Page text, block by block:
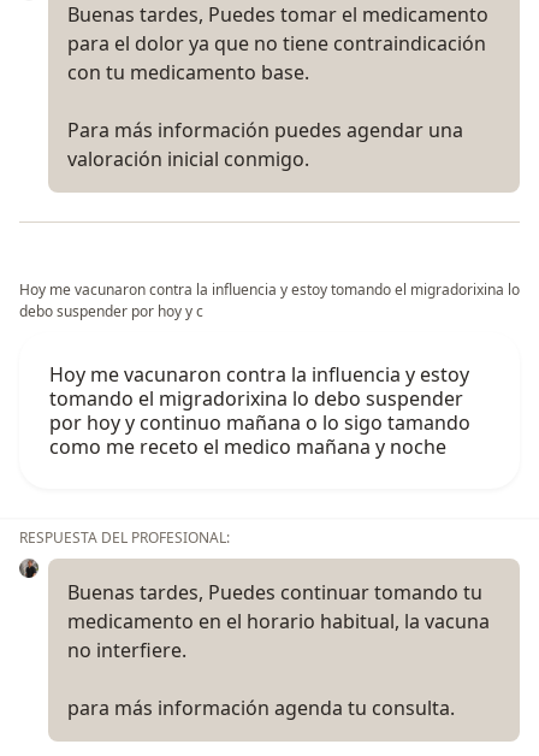
Buenas tardes, Puedes tomar el medicamento
para el dolor ya que no tiene contraindicación
con tu medicamento base.
Para más información puedes agendar una
valoración inicial conmigo.
Hoy me vacunaron contra la influencia y estoy tomando el migradorixina lo
debo suspender por hoy y c
Hoy me vacunaron contra la influencia y estoy
tomando el migradorixina lo debo suspender
por hoy y continuo mañana o lo sigo tamando
como me receto el medico mañana y noche
RESPUESTA DEL PROFESIONAL:
Buenas tardes, Puedes continuar tomando tu
medicamento en el horario habitual, la vacuna
no interfiere.
para más información agenda tu consulta.